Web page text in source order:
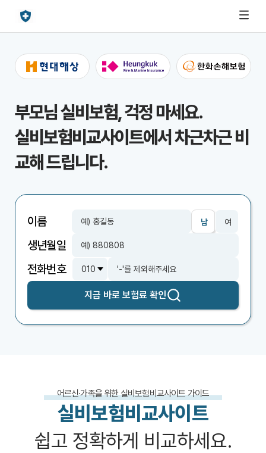
부모님 실비보험, 걱정 마세요.
실비보험비교사이트에서 차근차근 비
교해 드립니다.
이름 남 여
생년월일
전화번호
지금 바로 보험료 확인
어르신·가족을 위한 실비보험비교사이트 가이드
실비보험비교사이트
쉽고 정확하게 비교하세요.